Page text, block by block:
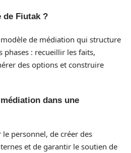
de Fiutak ?
de médiation qui structure
phases : recueillir les faits,
des options et construire
dans une
personnel, de créer des
et de garantir le soutien de